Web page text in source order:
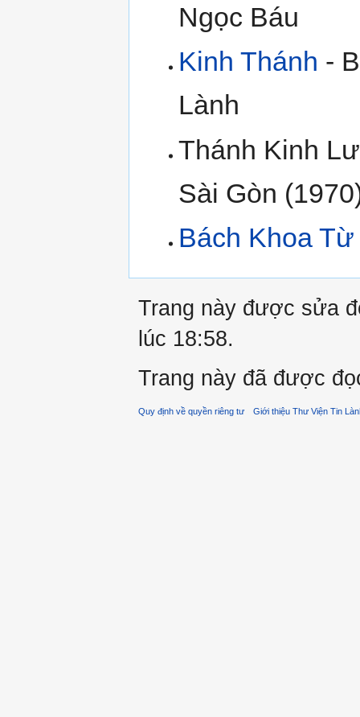
Ngọc Báu
Kinh Thánh -
Lành
Thánh Kinh
Sài Gòn
Bách Khoa
Trang này được sửa
lúc 18:58.
Trang này đã được
Quy định về quyền riêng tư Giới thiệu Thư Viện Tin